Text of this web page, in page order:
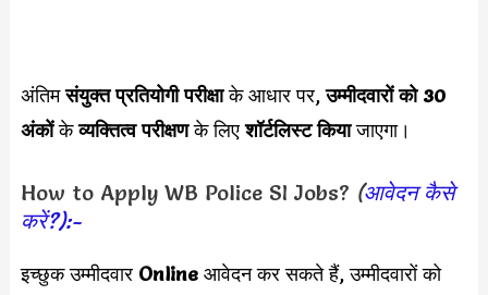
अंतिमसंयुक्त प्रतियोगी परीक्षाके आधार पर,उम्मीदवारों को 30
अंकोंकेव्यक्तित्व परीक्षणके लिएशॉर्टलिस्ट कियाजाएगा।
How to Apply WB Police SI Jobs? (आवेदन कैसे
करें?):-
इच्छुक उम्मीदवार Online आवेदन कर सकते हैं, उम्मीदवारों को